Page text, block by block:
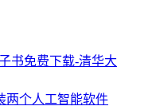
书免费下载-清华大
两个人工智能软件